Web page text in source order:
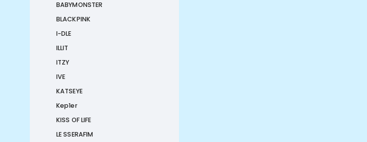
BABYMONSTER
BLACKPINK
I-DLE
ILLIT
ITZY
IVE
KATSEYE
Kep1er
KISS OF LIFE
LE SSERAFIM